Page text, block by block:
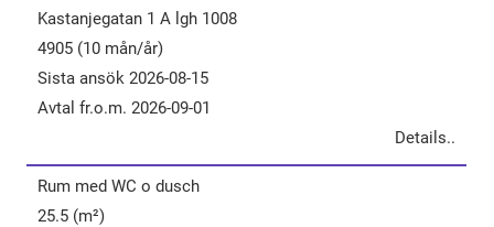
Kastanjegatan 1 A lgh 1008
4905 (10 mån/år)
Sista ansök 2026-08-15
Avtal fr.o.m. 2026-09-01
Details..
Rum​ ​med​ ​WC​ o ​dusch
25.5 (m²)